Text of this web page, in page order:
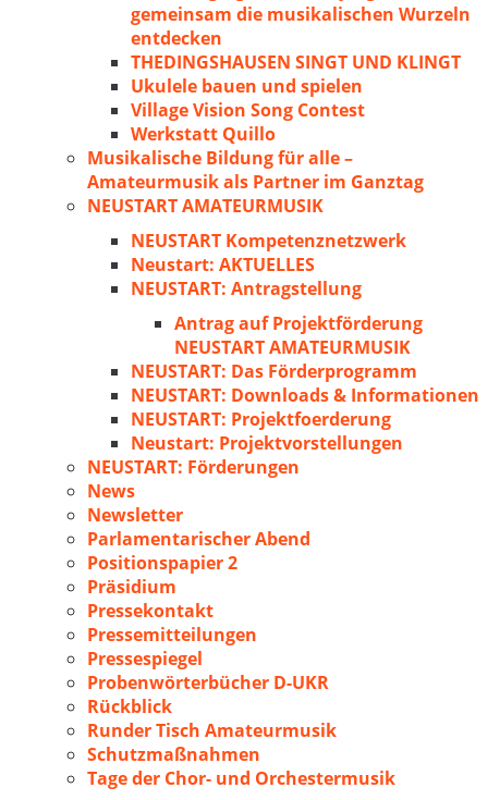
gemeinsam die musikalischen Wurzeln
entdecken
THEDINGSHAUSEN SINGT UND KLINGT
Ukulele bauen und spielen
Village Vision Song Contest
Werkstatt Quillo
Musikalische Bildung für alle –
Amateurmusik als Partner im Ganztag
NEUSTART AMATEURMUSIK
NEUSTART Kompetenznetzwerk
Neustart: AKTUELLES
NEUSTART: Antragstellung
Antrag auf Projektförderung
NEUSTART AMATEURMUSIK
NEUSTART: Das Förderprogramm
NEUSTART: Downloads & Informationen
NEUSTART: Projektfoerderung
Neustart: Projektvorstellungen
NEUSTART: Förderungen
News
Newsletter
Parlamentarischer Abend
Positionspapier 2
Präsidium
Pressekontakt
Pressemitteilungen
Pressespiegel
Probenwörterbücher D-UKR
Rückblick
Runder Tisch Amateurmusik
Schutzmaßnahmen
Tage der Chor- und Orchestermusik